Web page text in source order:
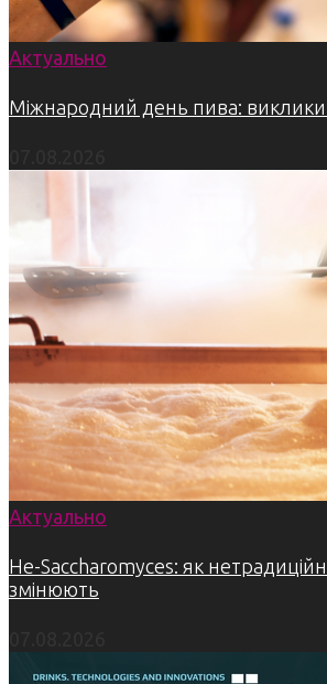
Актуально
Міжнародний день пива: виклики
Актуально
Не-Saccharomyces: як
змінюють